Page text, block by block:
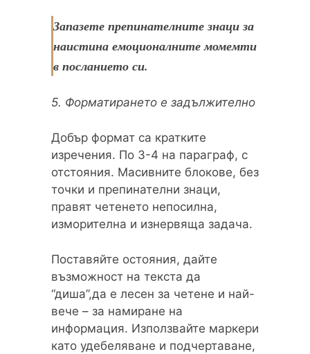
Запазете препинателните знаци за
наистина емоционалните момемти
в посланието си.
5. Форматирането е задължително
Добър формат са кратките
изречения. По 3-4 на параграф, с
отстояния. Масивните блокове, без
точки и препинателни знаци,
правят четенето непосилна,
изморителна и изнервяща задача.
Поставяйте остояния, дайте
възможност на текста да
“диша”,да е лесен за четене и най-
вече – за намиране на
информация. Използвайте маркери
като удебеляване и подчертаване,